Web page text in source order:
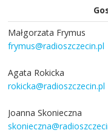
Małgorzata Frymus
frymus@radioszczecin.pl
Agata Rokicka
rokicka@radioszczecin.pl
Joanna Skonieczna